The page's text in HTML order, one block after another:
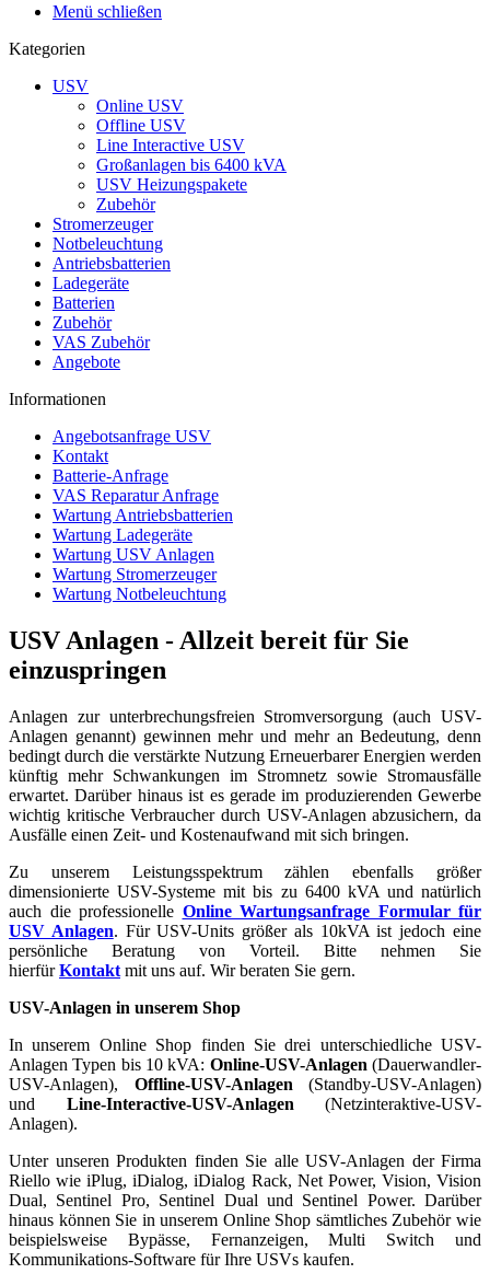
Menü schließen
Kategorien
USV
Online USV
Offline USV
Line Interactive USV
Großanlagen bis 6400 kVA
USV Heizungspakete
Zubehör
Stromerzeuger
Notbeleuchtung
Antriebsbatterien
Ladegeräte
Batterien
Zubehör
VAS Zubehör
Angebote
Informationen
Angebotsanfrage USV
Kontakt
Batterie-Anfrage
VAS Reparatur Anfrage
Wartung Antriebsbatterien
Wartung Ladegeräte
Wartung USV Anlagen
Wartung Stromerzeuger
Wartung Notbeleuchtung
USV Anlagen - Allzeit bereit für Sie
einzuspringen
Anlagen zur unterbrechungsfreien Stromversorgung (auch USV-
Anlagen genannt) gewinnen mehr und mehr an Bedeutung, denn
bedingt durch die verstärkte Nutzung Erneuerbarer Energien werden
künftig mehr Schwankungen im Stromnetz sowie Stromausfälle
erwartet. Darüber hinaus ist es gerade im produzierenden Gewerbe
wichtig kritische Verbraucher durch USV-Anlagen abzusichern, da
Ausfälle einen Zeit- und Kostenaufwand mit sich bringen.
Zu unserem Leistungsspektrum zählen ebenfalls größer
dimensionierte USV-Systeme mit bis zu 6400 kVA und natürlich
auch die professionelle Online Wartungsanfrage Formular für
USV Anlagen. Für USV-Units größer als 10kVA ist jedoch eine
persönliche Beratung von Vorteil. Bitte nehmen Sie
hierfürKontakt mit uns auf. Wir beraten Sie gern.
USV-Anlagen in unserem Shop
In unserem Online Shop finden Sie drei unterschiedliche USV-
Anlagen Typen bis 10 kVA: Online-USV-Anlagen (Dauerwandler-
USV-Anlagen), Offline-USV-Anlagen (Standby-USV-Anlagen)
und Line-Interactive-USV-Anlagen (Netzinteraktive-USV-
Anlagen).
Unter unseren Produkten finden Sie alle USV-Anlagen der Firma
Riello wie iPlug, iDialog, iDialog Rack, Net Power, Vision, Vision
Dual, Sentinel Pro, Sentinel Dual und Sentinel Power. Darüber
hinaus können Sie in unserem Online Shop sämtliches Zubehör wie
beispielsweise Bypässe, Fernanzeigen, Multi Switch und
Kommunikations-Software für Ihre USVs kaufen.